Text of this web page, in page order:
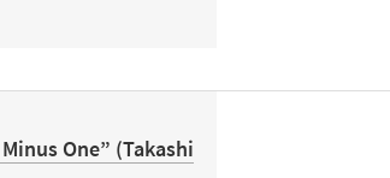
One” (Takashi